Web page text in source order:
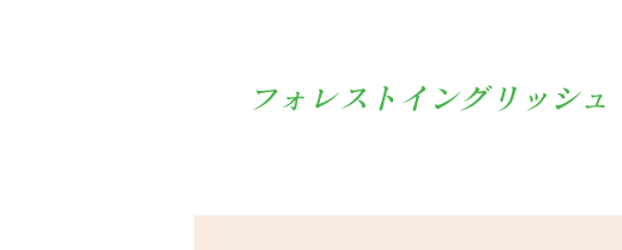
フォレストイングリッシュ